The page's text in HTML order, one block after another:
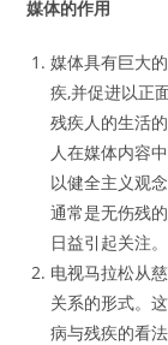
媒体的作用
媒体具有巨大
疾,并促进以正
残疾人的生活
人在媒体内容
以健全主义观
通常是无伤残
日益引起关注。
电视马拉松从
关系的形式。
病与残疾的看